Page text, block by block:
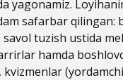
yagonamiz.
safarbar qilingan:
tuzish ustida
hamda